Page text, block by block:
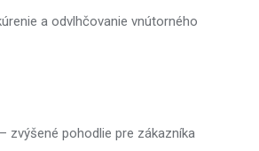
a odvlhčovanie vnútorného
zvýšené pohodlie pre zákazníka